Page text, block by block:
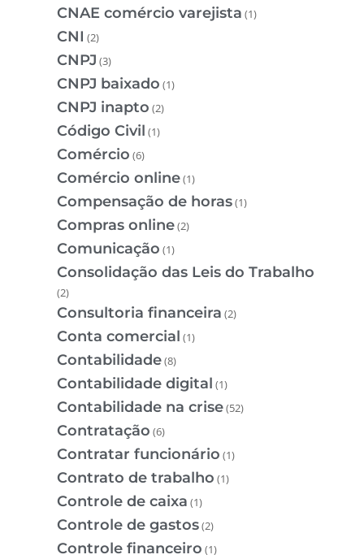
CNAE comércio varejista (1)
CNI (2)
CNPJ (3)
CNPJ baixado (1)
CNPJ inapto (2)
Código Civil (1)
Comércio (6)
Comércio online(1)
Compensação de horas(1)
Compras online(2)
Comunicação (1)
Consolidação das Leis do Trabalho
(2)
Consultoria financeira (2)
Conta comercial (1)
Contabilidade(8)
Contabilidade digital (1)
Contabilidade na crise(52)
Contratação (6)
Contratar funcionário (1)
Contrato de trabalho (1)
Controle de caixa (1)
Controle de gastos(2)
Controle financeiro (1)